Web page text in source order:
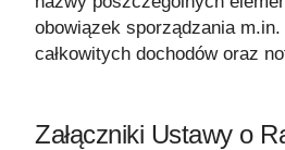
obowiązek sporządzania
całkowitych dochodów oraz
Załączniki Ustawy o